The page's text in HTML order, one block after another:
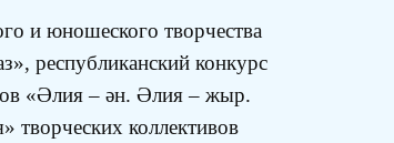
и юношеского творчества
республиканский конкурс
«Әлия – ән. Әлия – жыр.
творческих коллективов